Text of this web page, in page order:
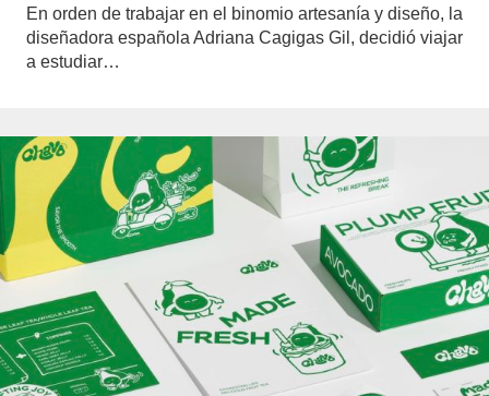
En orden de trabajar en el binomio artesanía y diseño, la
diseñadora española Adriana Cagigas Gil, decidió viajar
a estudiar…